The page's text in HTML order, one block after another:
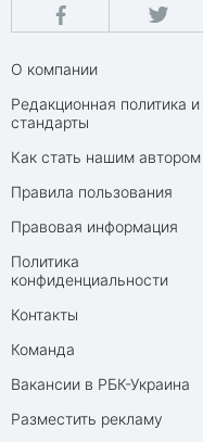
О компании
Редакционная политика и
стандарты
Как стать нашим автором
Правила пользования
Правовая информация
Политика
конфиденциальности
Контакты
Команда
Вакансии в РБК-Украина
Разместить рекламу